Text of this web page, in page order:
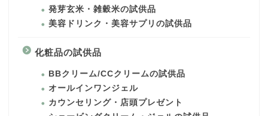
発芽玄米・雑穀米の試供品
美容ドリンク・美容サプリの試供品
化粧品の試供品
BBクリーム/CCクリームの試供品
オールインワンジェル
カウンセリング・店頭プレゼント